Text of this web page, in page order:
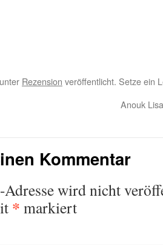
Rezension veröffentlicht. Setze ein
Anouk
Kommentar
wird nicht
* markiert